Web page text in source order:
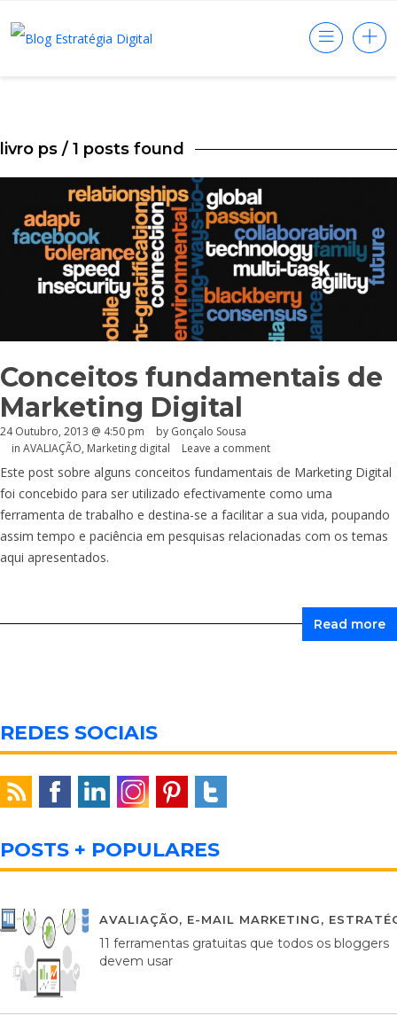
livro ps / 1 posts found
Conceitos fundamentais de
Marketing Digital
24 Outubro, 2013 @ 4:50 pm by Gonçalo Sousa
in AVALIAÇÃO, Marketing digital Leave a comment
Este post sobre alguns conceitos fundamentais de Marketing Digital
foi concebido para ser utilizado efectivamente como uma
ferramenta de trabalho e destina-se a facilitar a sua vida, poupando
assim tempo e paciência em pesquisas relacionadas com os temas
aqui apresentados.
Read more
REDES SOCIAIS
POSTS + POPULARES
AVALIAÇÃO, E-MAIL MARKETING,
11 ferramentas gratuitas que todos os bloggers
devem usar